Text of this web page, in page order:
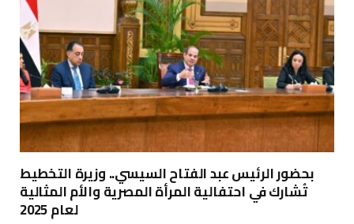
بحضور الرئيس عبد الفتاح السيسي.. وزيرة التخطيط
تُشارك في احتفالية المرأة المصرية والأم المثالية
لعام 2025